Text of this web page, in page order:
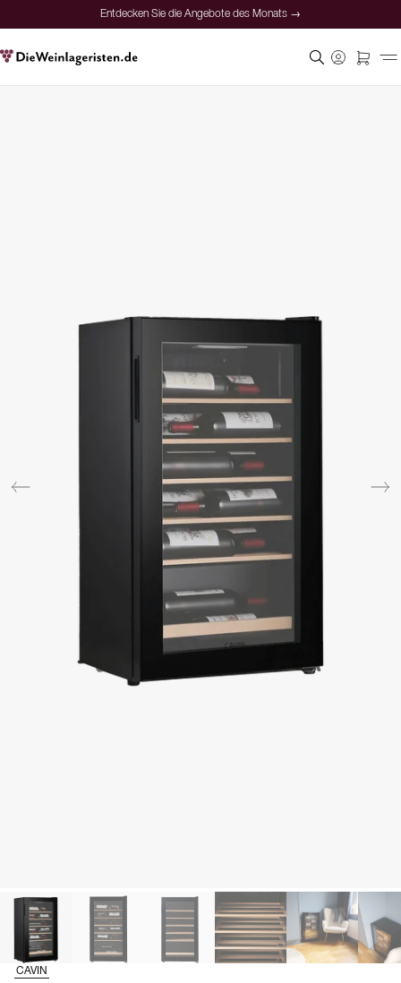
Entdecken Sie die Angebote des Monats →
CAVIN